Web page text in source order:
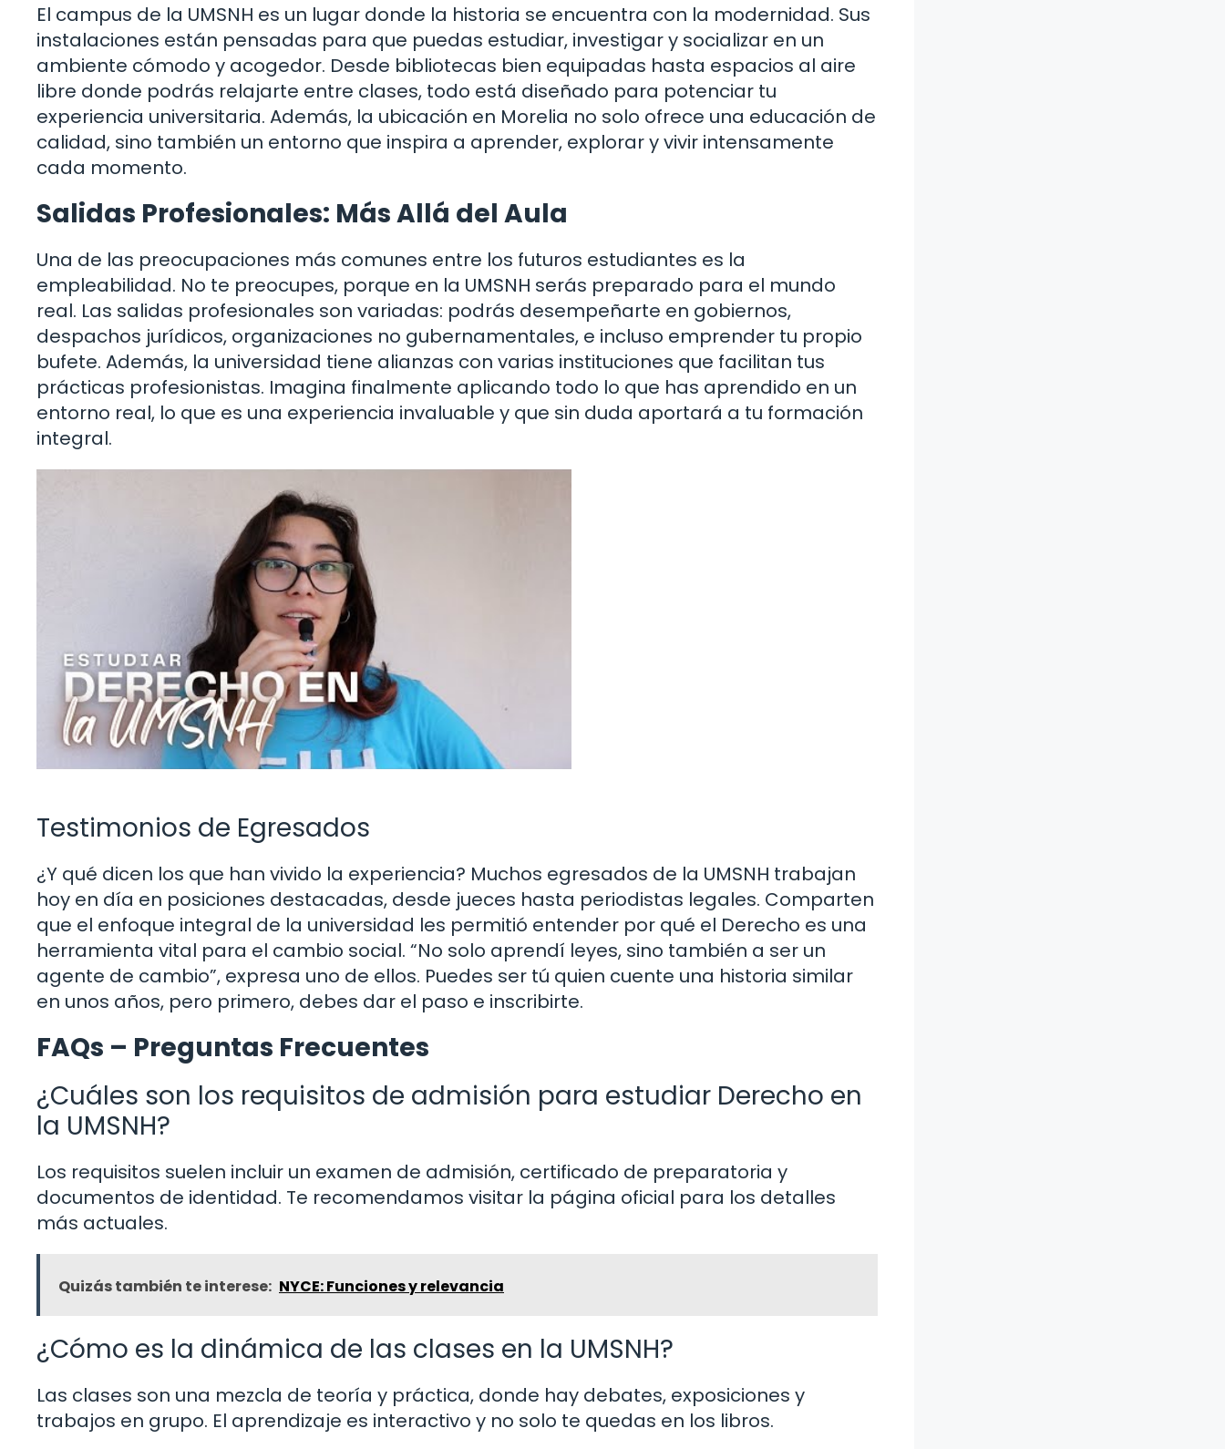
El campus de la UMSNH es un lugar donde la historia se encuentra con la modernidad. Sus
instalaciones están pensadas para que puedas estudiar, investigar y socializar en un
ambiente cómodo y acogedor. Desde bibliotecas bien equipadas hasta espacios al aire
libre donde podrás relajarte entre clases, todo está diseñado para potenciar tu
experiencia universitaria. Además, la ubicación en Morelia no solo ofrece una educación de
calidad, sino también un entorno que inspira a aprender, explorar y vivir intensamente
cada momento.
Salidas Profesionales: Más Allá del Aula
Una de las preocupaciones más comunes entre los futuros estudiantes es la
empleabilidad. No te preocupes, porque en la UMSNH serás preparado para el mundo
real. Las salidas profesionales son variadas: podrás desempeñarte en gobiernos,
despachos jurídicos, organizaciones no gubernamentales, e incluso emprender tu propio
bufete. Además, la universidad tiene alianzas con varias instituciones que facilitan tus
prácticas profesionistas. Imagina finalmente aplicando todo lo que has aprendido en un
entorno real, lo que es una experiencia invaluable y que sin duda aportará a tu formación
integral.
Testimonios de Egresados
¿Y qué dicen los que han vivido la experiencia? Muchos egresados de la UMSNH trabajan
hoy en día en posiciones destacadas, desde jueces hasta periodistas legales. Comparten
que el enfoque integral de la universidad les permitió entender por qué el Derecho es una
herramienta vital para el cambio social. “No solo aprendí leyes, sino también a ser un
agente de cambio”, expresa uno de ellos. Puedes ser tú quien cuente una historia similar
en unos años, pero primero, debes dar el paso e inscribirte.
FAQs – Preguntas Frecuentes
¿Cuáles son los requisitos de admisión para estudiar Derecho en
la UMSNH?
Los requisitos suelen incluir un examen de admisión, certificado de preparatoria y
documentos de identidad. Te recomendamos visitar la página oficial para los detalles
más actuales.
Quizás también te interese: NYCE: Funciones y relevancia
¿Cómo es la dinámica de las clases en la UMSNH?
Las clases son una mezcla de teoría y práctica, donde hay debates, exposiciones y
trabajos en grupo. El aprendizaje es interactivo y no solo te quedas en los libros.